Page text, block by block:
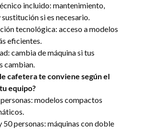
incluido: mantenimiento,
si es necesario.
tecnológica: acceso a modelos
eficientes.
cambia de máquina si tus
cambian.
cafetera te conviene según el
equipo?
modelos compactos
50 personas: máquinas con doble